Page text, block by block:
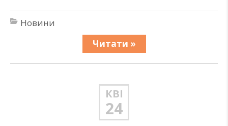
Новини
Читати »
КВІ
24